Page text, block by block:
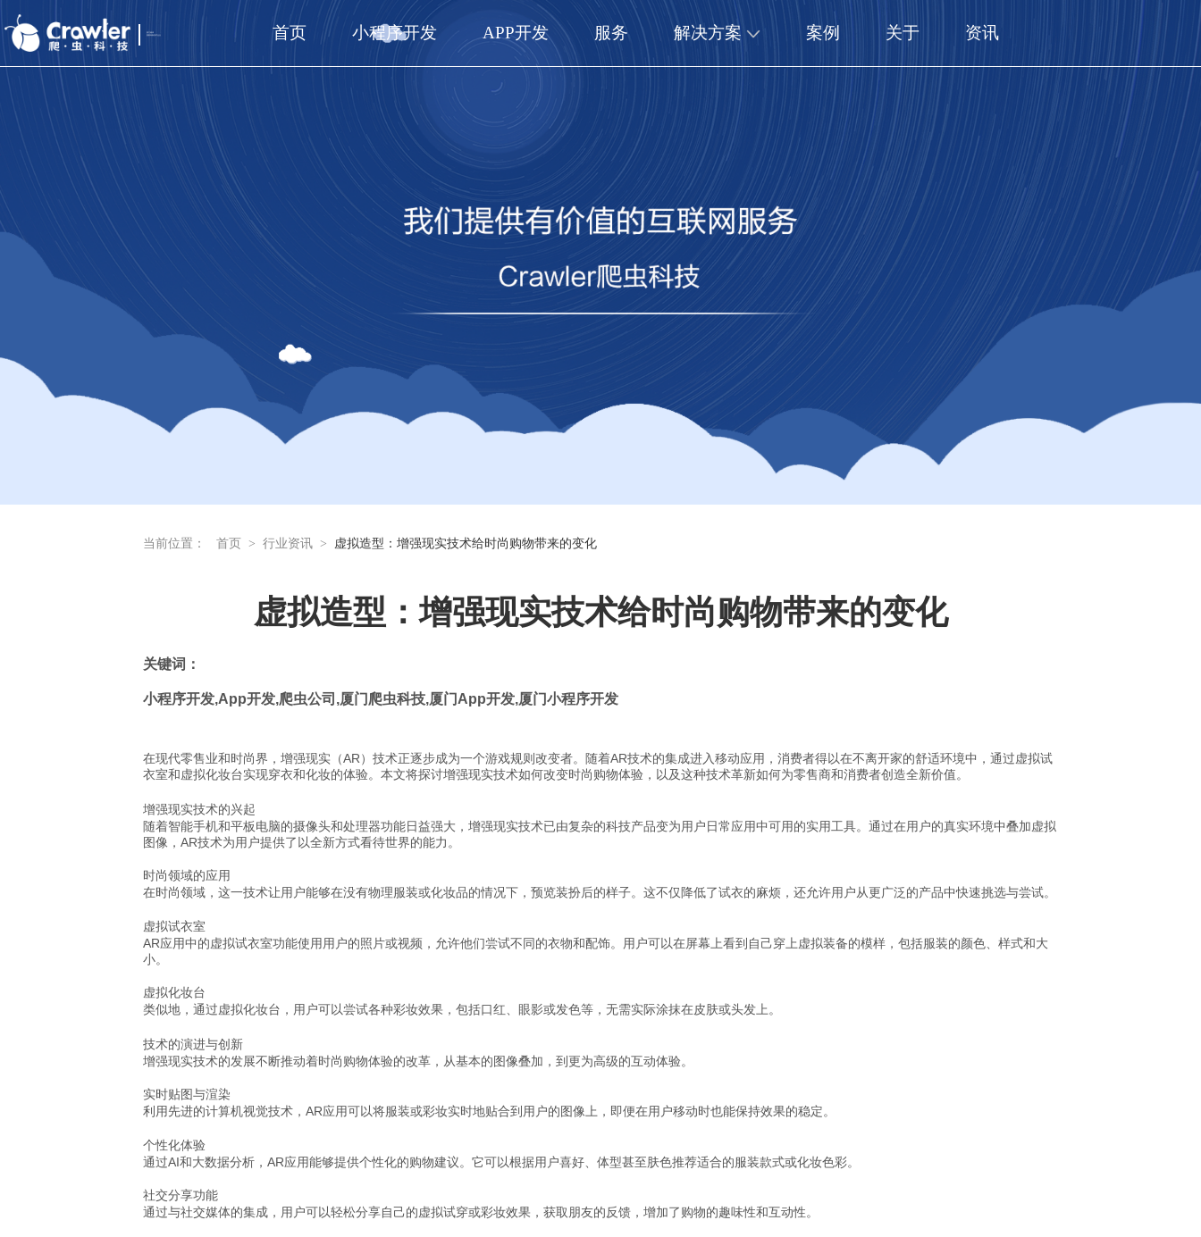
首页 小程序开发 APP开发 服务 解决方案 案例 关于 资讯
当前位置： 首页 > 行业资讯 > 虚拟造型：增强现实技术给时尚购物带来的变化
虚拟造型：增强现实技术给时尚购物带来的变化
关键词：
小程序开发,App开发,爬虫公司 ,厦门爬虫科技,厦门 App开发,厦门小程序开发
在现代零售业和时尚界，增强现实（AR）技术正逐步成为一个游戏规则改变者。随着AR技术的集成进入移动应用，消费者得以在不离开家的舒适环境中，通过虚拟试
衣室和虚拟化妆台实现穿衣和化妆的体验。本文将探讨增强现实技术如何改变时尚购物体验，以及这种技术革新如何为零售商和消费者创造全新价值。
增强现实技术的兴起
随着智能手机和平板电脑的摄像头和处理器功能日益强大，增强现实技术已由复杂的科技产品变为用户日常应用中可用的实用工具。通过在用户的真实环境中叠加虚拟
图像，AR技术为用户提供了以全新方式看待世界的能力。
时尚领域的应用
在时尚领域，这一技术让用户能够在没有物理服装或化妆品的情况下，预览装扮后的样子。这不仅降低了试衣的麻烦，还允许用户从更广泛的产品中快速挑选与尝试。
虚拟试衣室
AR应用中的虚拟试衣室功能使用用户的照片或视频，允许他们尝试不同的衣物和配饰。用户可以在屏幕上看到自己穿上虚拟装备的模样，包括服装的颜色、样式和大
小。
虚拟化妆台
类似地，通过虚拟化妆台，用户可以尝试各种彩妆效果，包括口红、眼影或发色等，无需实际涂抹在皮肤或头发上。
技术的演进与创新
增强现实技术的发展不断推动着时尚购物体验的改革，从基本的图像叠加，到更为高级的互动体验。
实时贴图与渲染
利用先进的计算机视觉技术，AR应用可以将服装或彩妆实时地贴合到用户的图像上，即便在用户移动时也能保持效果的稳定。
个性化体验
通过AI和大数据分析，AR应用能够提供个性化的购物建议。它可以根据用户喜好、体型甚至肤色推荐适合的服装款式或化妆色彩。
社交分享功能
通过与社交媒体的集成，用户可以轻松分享自己的虚拟试穿或彩妆效果，获取朋友的反馈，增加了购物的趣味性和互动性。